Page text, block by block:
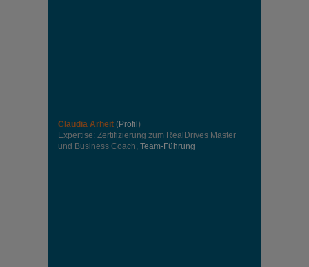
Claudia Arheit (Profil )
Expertise: Zertifizierung zum RealDrives Master
und Business Coach, Team-Führung